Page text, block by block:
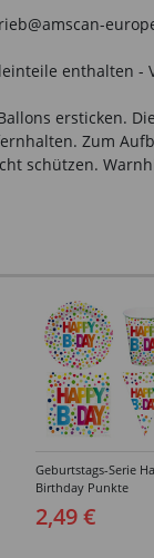
enthalten
ersticken.
Zum
schützen.
Geburtstags-Serie
Birthday Punkte
Geburtstag - Teller,
Servietten, Becher &
2,49 €